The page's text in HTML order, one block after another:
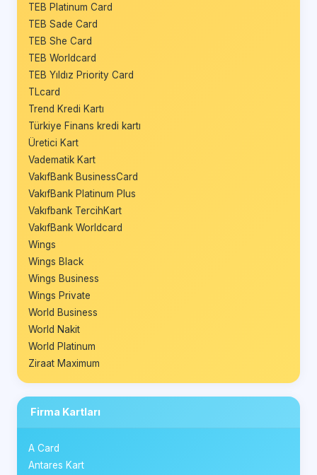
TEB Platinum Card
TEB Sade Card
TEB She Card
TEB Worldcard
TEB Yıldız Priority Card
TLcard
Trend Kredi Kartı
Türkiye Finans kredi kartı
Üretici Kart
Vadematik Kart
VakıfBank BusinessCard
VakıfBank Platinum Plus
Vakıfbank TercihKart
VakıfBank Worldcard
Wings
Wings Black
Wings Business
Wings Private
World Business
World Nakit
World Platinum
Ziraat Maximum
Firma Kartları
A Card
Antares Kart